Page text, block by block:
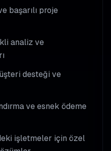
başarılı proje
analiz ve
desteği ve
ve esnek ödeme
işletmeler için özel